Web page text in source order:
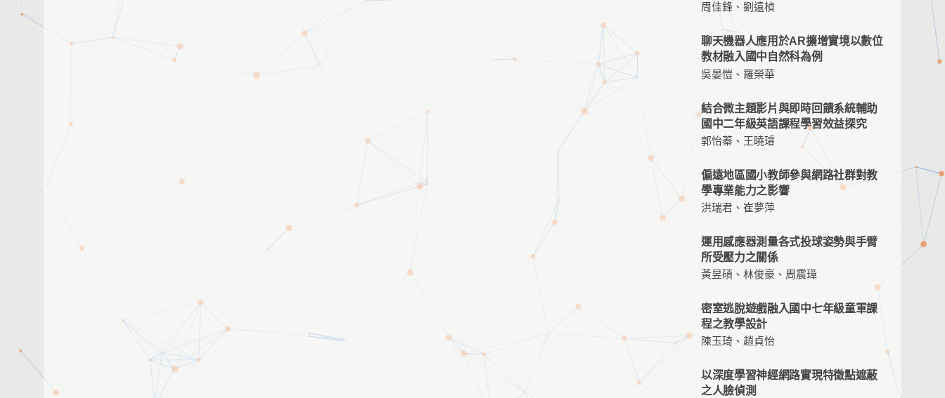
周佳鋒、劉遠楨
聊天機器人應用於AR擴增實境以數位
教材融入國中自然科為例
吳晏愷、羅榮華
結合微主題影片與即時回饋系統輔助
國中二年級英語課程學習效益探究
郭怡蓁、王曉璿
偏遠地區國小教師參與網路社群對教
學專業能力之影響
洪瑞君、崔夢萍
運用感應器測量各式投球姿勢與手臂
所受壓力之關係
黃昱碩、林俊豪、周震璋
密室逃脫遊戲融入國中七年級童軍課
程之教學設計
陳玉琦、趙貞怡
以深度學習神經網路實現特徵點遮蔽
之人臉偵測